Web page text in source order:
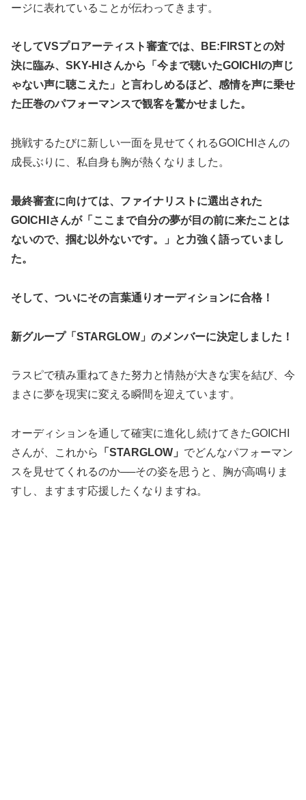
ージに表れていることが伝わってきます。
そしてVSプロアーティスト審査では、BE:FIRSTとの対
決に臨み、SKY-HIさんから「今まで聴いたGOICHIの声じ
ゃない声に聴こえた」と言わしめるほど、感情を声に乗せ
た圧巻のパフォーマンスで観客を驚かせました。
挑戦するたびに新しい一面を見せてくれるGOICHIさんの
成長ぶりに、私自身も胸が熱くなりました。
最終審査に向けては、ファイナリストに選出された
GOICHIさんが「ここまで自分の夢が目の前に来たことは
ないので、掴む以外ないです。」と力強く語っていまし
た。
そして、ついにその言葉通りオーディションに合格！
新グループ「STARGLOW」のメンバーに決定しました！
ラスピで積み重ねてきた努力と情熱が大きな実を結び、今
まさに夢を現実に変える瞬間を迎えています。
オーディションを通して確実に進化し続けてきたGOICHI
さんが、これから
「STARGLOW」 でどんなパフォーマン
スを見せてくれるのか──その姿を思うと、胸が高鳴りま
すし、ますます応援したくなりますね。